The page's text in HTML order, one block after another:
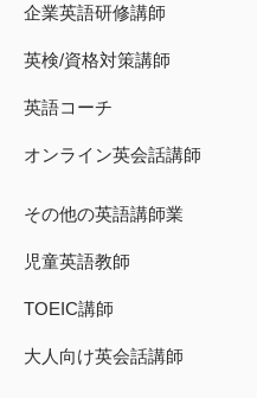
企業英語研修講師
英検/資格対策講師
英語コーチ
オンライン英会話講師
その他の英語講師業
児童英語教師
TOEIC講師
大人向け英会話講師